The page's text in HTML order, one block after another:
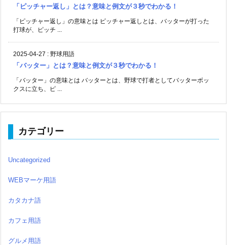
「ピッチャー返し」とは？意味と例文が３秒でわかる！
「ピッチャー返し」の意味とは ピッチャー返しとは、バッターが打った
打球が、ピッチ ...
2025-04-27 : 野球用語
「バッター」とは？意味と例文が３秒でわかる！
「バッター」の意味とは バッターとは、野球で打者としてバッターボッ
クスに立ち、ピ ...
カテゴリー
Uncategorized
WEBマーケ用語
カタカナ語
カフェ用語
グルメ用語